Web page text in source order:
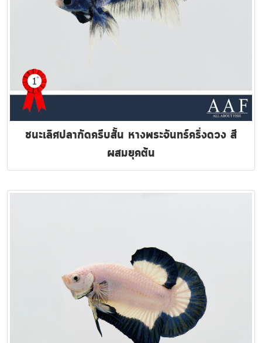
ชนะเลิศปลากัดครีบสั้น หางพระจันทร์ครึ่งดวง สี
ผสมยุคต้น